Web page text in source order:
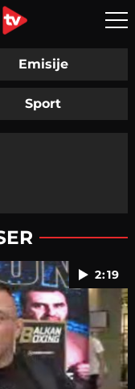
Emisije
Sport
2:19